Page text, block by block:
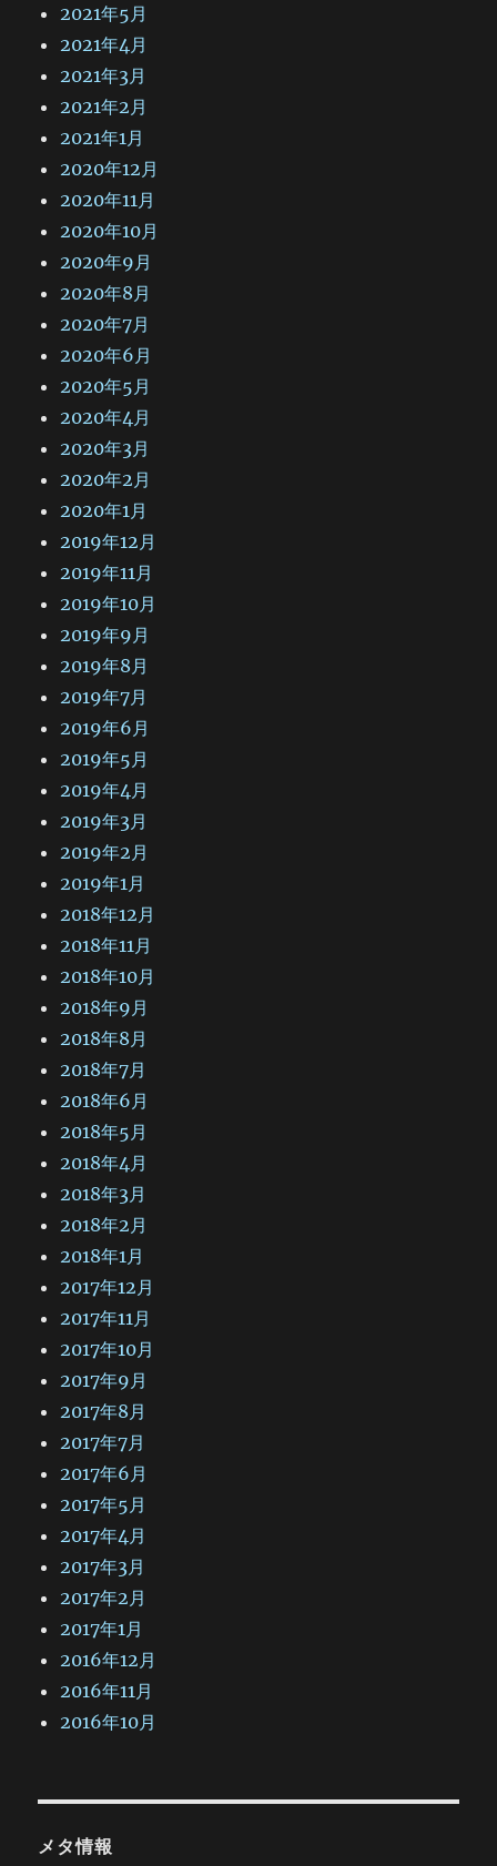
2021年5月
2021年4月
2021年3月
2021年2月
2021年1月
2020年12月
2020年11月
2020年10月
2020年9月
2020年8月
2020年7月
2020年6月
2020年5月
2020年4月
2020年3月
2020年2月
2020年1月
2019年12月
2019年11月
2019年10月
2019年9月
2019年8月
2019年7月
2019年6月
2019年5月
2019年4月
2019年3月
2019年2月
2019年1月
2018年12月
2018年11月
2018年10月
2018年9月
2018年8月
2018年7月
2018年6月
2018年5月
2018年4月
2018年3月
2018年2月
2018年1月
2017年12月
2017年11月
2017年10月
2017年9月
2017年8月
2017年7月
2017年6月
2017年5月
2017年4月
2017年3月
2017年2月
2017年1月
2016年12月
2016年11月
2016年10月
メタ情報